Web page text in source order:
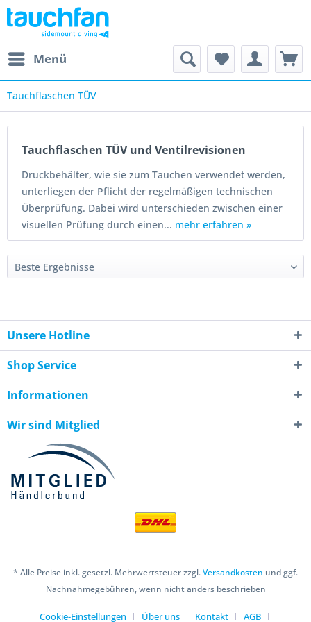
Menü
Tauchflaschen TÜV
Tauchflaschen TÜV und Ventilrevisionen
Druckbehälter, wie sie zum Tauchen verwendet werden,
unterliegen der Pflicht der regelmäßigen technischen
Überprüfung. Dabei wird unterschieden zwischen einer
visuellen Prüfung durch einen... mehr erfahren »
Unsere Hotline
Shop Service
Informationen
Wir sind Mitglied
* Alle Preise inkl. gesetzl. Mehrwertsteuer zzgl.Versandkosten und ggf.
Nachnahmegebühren, wenn nicht anders beschrieben
Cookie-Einstellungen Über uns Kontakt AGB